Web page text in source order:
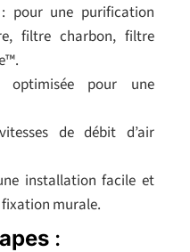
: pour une purification
filtre charbon, filtre
optimisée pour une
de débit d’air
installation facile et
murale.
: